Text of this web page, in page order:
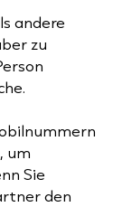
andere
zu
um
Sie
den